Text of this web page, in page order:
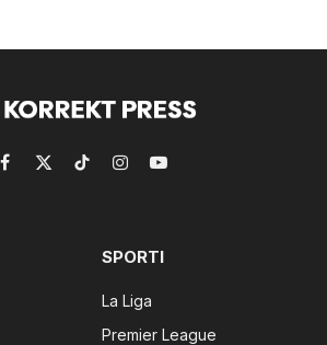
Facebook
X
TikTokInstagramYouTube
SPORTI
La Liga
Premier League